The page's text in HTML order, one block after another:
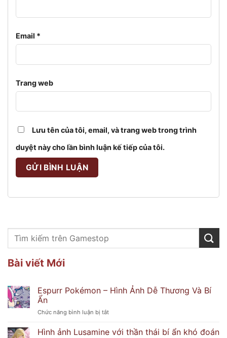
Email *
Trang web
Lưu tên của tôi, email, và trang web trong trình
duyệt này cho lần bình luận kế tiếp của tôi.
Bài viết Mới
Espurr Pokémon – Hình Ảnh Dễ Thương Và Bí
Ẩn
Chức năng bình luận bị tắtở
Pokémon
Hình ảnh Lusamine với thần thái bí ẩn khó đoán